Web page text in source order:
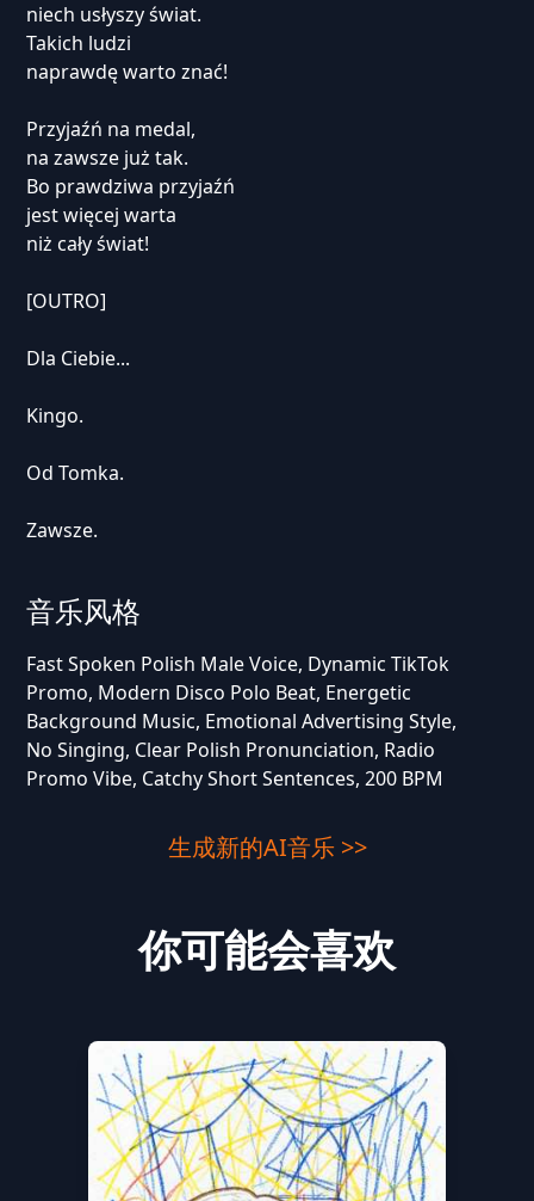
niech usłyszy świat.
Takich ludzi
naprawdę warto znać!
Przyjaźń na medal,
na zawsze już tak.
Bo prawdziwa przyjaźń
jest więcej warta
niż cały świat!
[OUTRO]
Dla Ciebie...
Kingo.
Od Tomka.
Zawsze.
音乐风格
Fast Spoken Polish Male Voice, Dynamic TikTok
Promo, Modern Disco Polo Beat, Energetic
Background Music, Emotional Advertising Style,
No Singing, Clear Polish Pronunciation, Radio
Promo Vibe, Catchy Short Sentences, 200 BPM
生成新的AI音乐 >>
你可能会喜欢